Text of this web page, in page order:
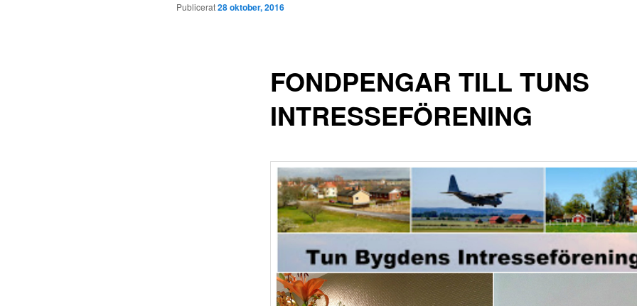
FONDPENGAR TILL TUNS
INTRESSEFÖRENING
Publicerat28 oktober, 2016